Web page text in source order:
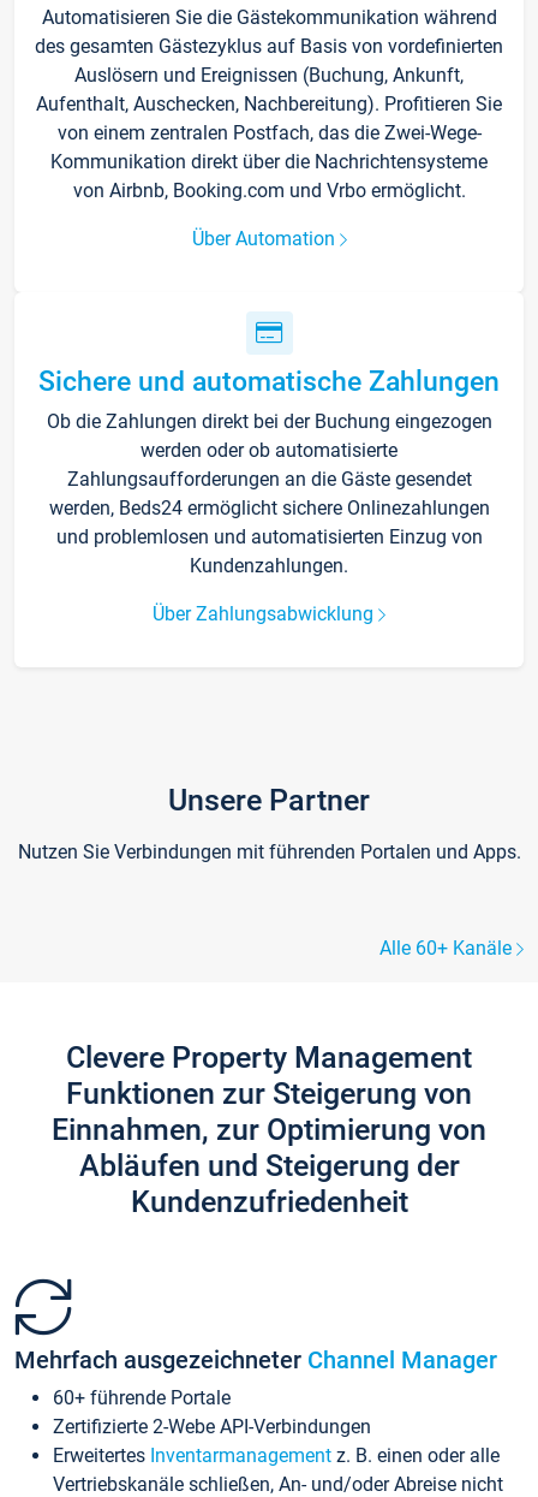
Automatisieren Sie die Gästekommunikation während
des gesamten Gästezyklus auf Basis von vordefinierten
Auslösern und Ereignissen (Buchung, Ankunft,
Aufenthalt, Auschecken, Nachbereitung). Profitieren Sie
von einem zentralen Postfach, das die Zwei-Wege-
Kommunikation direkt über die Nachrichtensysteme
von Airbnb, Booking.com und Vrbo ermöglicht.
Über Automation
Sichere und automatische Zahlungen
Ob die Zahlungen direkt bei der Buchung eingezogen
werden oder ob automatisierte
Zahlungsaufforderungen an die Gäste gesendet
werden, Beds24 ermöglicht sichere Onlinezahlungen
und problemlosen und automatisierten Einzug von
Kundenzahlungen.
Über Zahlungsabwicklung
Unsere Partner
Nutzen Sie Verbindungen mit führenden Portalen und Apps.
Alle 60+ Kanäle
Clevere Property Management
Funktionen zur Steigerung von
Einnahmen, zur Optimierung von
Abläufen und Steigerung der
Kundenzufriedenheit
Mehrfach ausgezeichneter Channel Manager
60+ führende Portale
Zertifizierte 2-Webe API-Verbindungen
Erweitertes Inventarmanagement z. B. einen oder alle
Vertriebskanäle schließen, An- und/oder Abreise nicht